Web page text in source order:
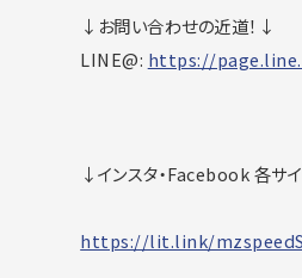
↓お問い合わせの近道！↓
LINE@: https://
↓インスタ・Facebook 各サ
https://lit.link/